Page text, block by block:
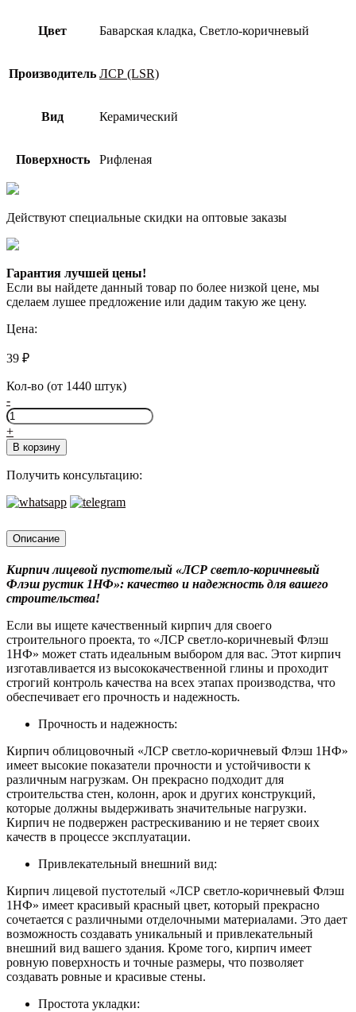
Цвет Баварская кладка, Светло-коричневый
Производитель ЛСР (LSR)
Вид Керамический
Поверхность Рифленая
Действуют специальные скидки на оптовые заказы
Гарантия лучшей цены!
Если вы найдете данный товар по более низкой цене, мы
сделаем лушее предложение или дадим такую же цену.
Цена:
39 ₽
Кол-во (от 1440 штук)
-
Количество
товара
Кирпич
лицевой
пустотелый
ЛСР
(LSR)
коричневый
Флэш,
рустик,
1NF
+
В корзину
Получить консультацию:
Описание
Кирпич лицевой пустотелый «ЛСР светло-коричневый
Флэш рустик 1НФ»: качество и надежность для вашего
строительства!
Если вы ищете качественный кирпич для своего
строительного проекта, то «ЛСР светло-коричневый Флэш
1НФ» может стать идеальным выбором для вас. Этот кирпич
изготавливается из высококачественной глины и проходит
строгий контроль качества на всех этапах производства, что
обеспечивает его прочность и надежность.
Прочность и надежность:
Кирпич облицовочный «ЛСР светло-коричневый Флэш 1НФ»
имеет высокие показатели прочности и устойчивости к
различным нагрузкам. Он прекрасно подходит для
строительства стен, колонн, арок и других конструкций,
которые должны выдерживать значительные нагрузки.
Кирпич не подвержен растрескиванию и не теряет своих
качеств в процессе эксплуатации.
Привлекательный внешний вид:
Кирпич лицевой пустотелый «ЛСР светло-коричневый Флэш
1НФ» имеет красивый красный цвет, который прекрасно
сочетается с различными отделочными материалами. Это дает
возможность создавать уникальный и привлекательный
внешний вид вашего здания. Кроме того, кирпич имеет
ровную поверхность и точные размеры, что позволяет
создавать ровные и красивые стены.
Простота укладки: